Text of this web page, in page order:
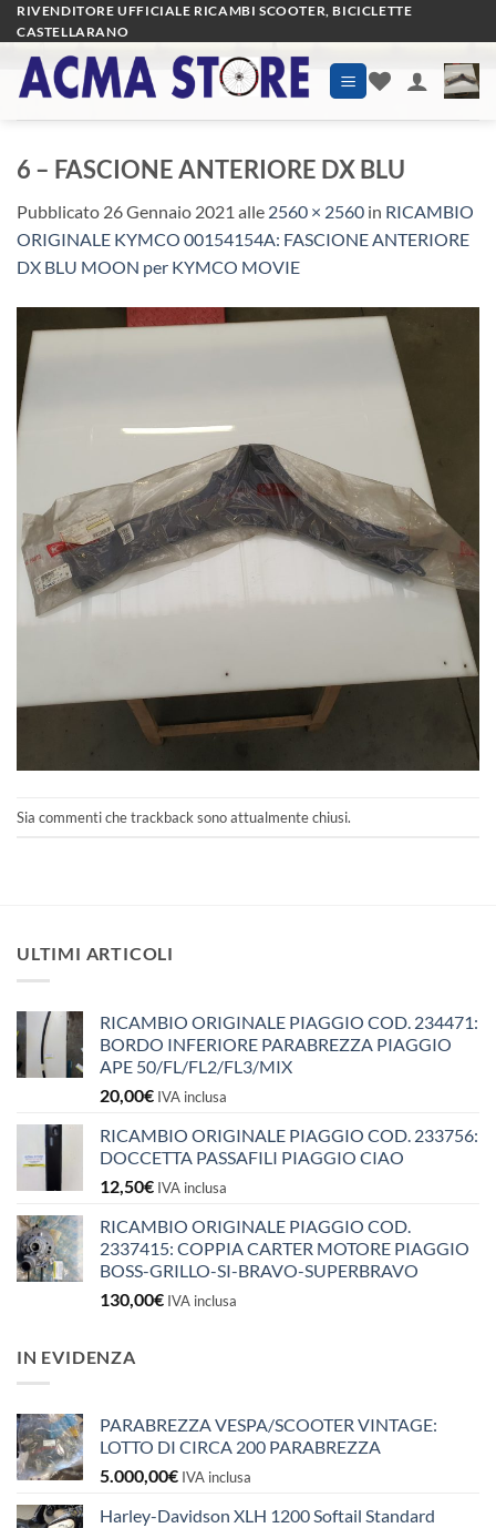
Salta
ai
contenuti
RIVENDITORE UFFICIALE RICAMBI SCOOTER, BICICLETTE
CASTELLARANO
6 – FASCIONE ANTERIORE DX BLU
Pubblicato 26 Gennaio 2021 alle 2560 × 2560 in RICAMBIO
ORIGINALE KYMCO 00154154A: FASCIONE ANTERIORE
DX BLU MOON per KYMCO MOVIE
Sia commenti che trackback sono attualmente chiusi.
ULTIMI ARTICOLI
RICAMBIO ORIGINALE PIAGGIO COD. 234471:
BORDO INFERIORE PARABREZZA PIAGGIO
APE 50/FL/FL2/FL3/MIX
20,00€ IVA inclusa
RICAMBIO ORIGINALE PIAGGIO COD. 233756:
DOCCETTA PASSAFILI PIAGGIO CIAO
12,50€ IVA inclusa
RICAMBIO ORIGINALE PIAGGIO COD.
2337415: COPPIA CARTER MOTORE PIAGGIO
BOSS-GRILLO-SI-BRAVO-SUPERBRAVO
130,00€ IVA inclusa
IN EVIDENZA
PARABREZZA VESPA/SCOOTER VINTAGE:
LOTTO DI CIRCA 200 PARABREZZA
5.000,00€ IVA inclusa
Harley-Davidson XLH 1200 Softail Standard